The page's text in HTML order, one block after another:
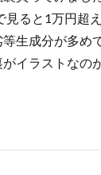
見ると1万円超
生成分が多め
イラストなの